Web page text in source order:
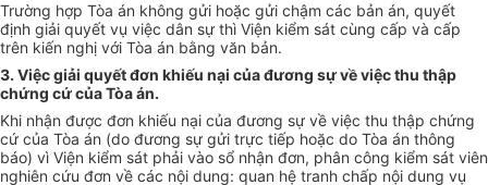
Trường hợp Tòa án không gửi hoặc gửi chậm các bản án, quyết
định giải quyết vụ việc dân sự thì Viện kiểm sát cùng cấp và cấp
trên kiến nghị với Tòa án bằng văn bản.
3. Việc giải quyết đơn khiếu nại của đương sự về việc thu thập
chứng cứ của Tòa án.
Khi nhận được đơn khiếu nại của đương sự về việc thu thập chứng
cứ của Tòa án (do đương sự gửi trực tiếp hoặc do Tòa án thông
báo) vì Viện kiểm sát phải vào sổ nhận đơn, phân công kiểm sát viên
nghiên cứu đơn về các nội dung: quan hệ tranh chấp nội dung vụ